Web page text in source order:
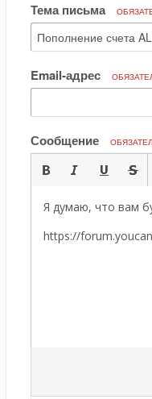
Тема письма
Email-адрес
Сообщение
Я думаю, что вам
https://